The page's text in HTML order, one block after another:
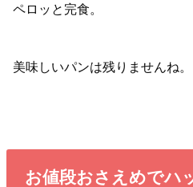
ペロッと完食。
美味しいパンは残りませんね。
お値段おさえめでハ